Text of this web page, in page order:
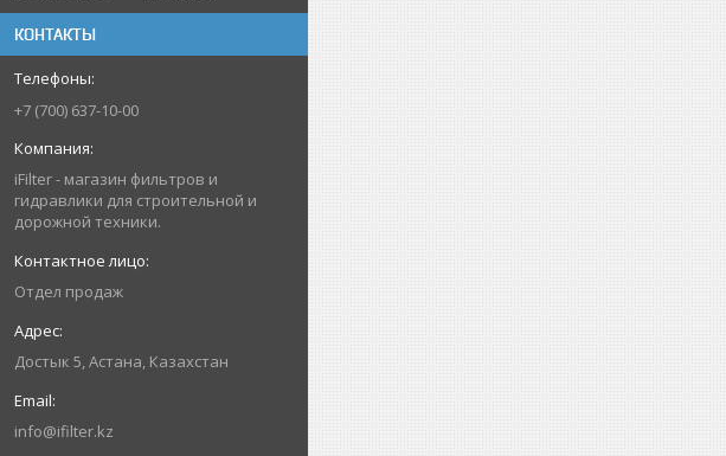
КОНТАКТЫ
+7 (700) 637-10-00
iFilter - магазин фильтров и
гидравлики для строительной и
дорожной техники.
Отдел продаж
Достык 5, Астана, Казахстан
info@ifilter.kz